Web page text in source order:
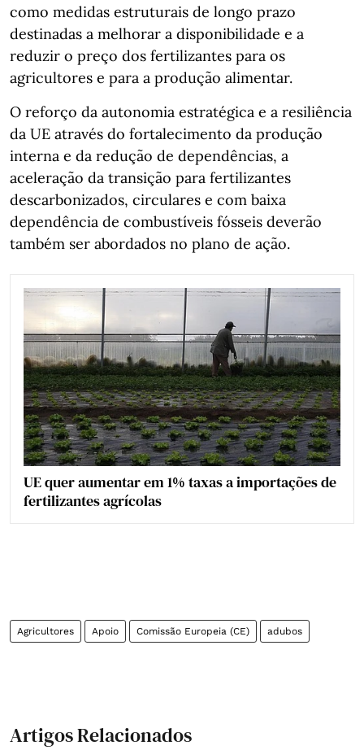
como medidas estruturais de longo prazo
destinadas a melhorar a disponibilidade e a
reduzir o preço dos fertilizantes para os
agricultores e para a produção alimentar.
O reforço da autonomia estratégica e a resiliência
da UE através do fortalecimento da produção
interna e da redução de dependências, a
aceleração da transição para fertilizantes
descarbonizados, circulares e com baixa
dependência de combustíveis fósseis deverão
também ser abordados no plano de ação.
UE quer aumentar em 1% taxas a importações de
fertilizantes agrícolas
Agricultores Apoio Comissão Europeia (CE) adubos
Artigos Relacionados